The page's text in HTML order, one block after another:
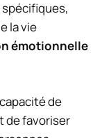
spécifiques,
la vie
émotionnelle
de
de favoriser